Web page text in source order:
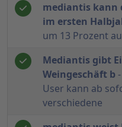
mediantis kann
im ersten
um 13 Prozent
Mediantis gibt
Weingeschäft b
User kann ab
verschiedene